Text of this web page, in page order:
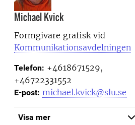
Michael Kvick
Formgivare grafisk vid
Kommunikationsavdelningen
Telefon: +4618671529,
+46722331552
E-post: michael.kvick@slu.se
Visa mer